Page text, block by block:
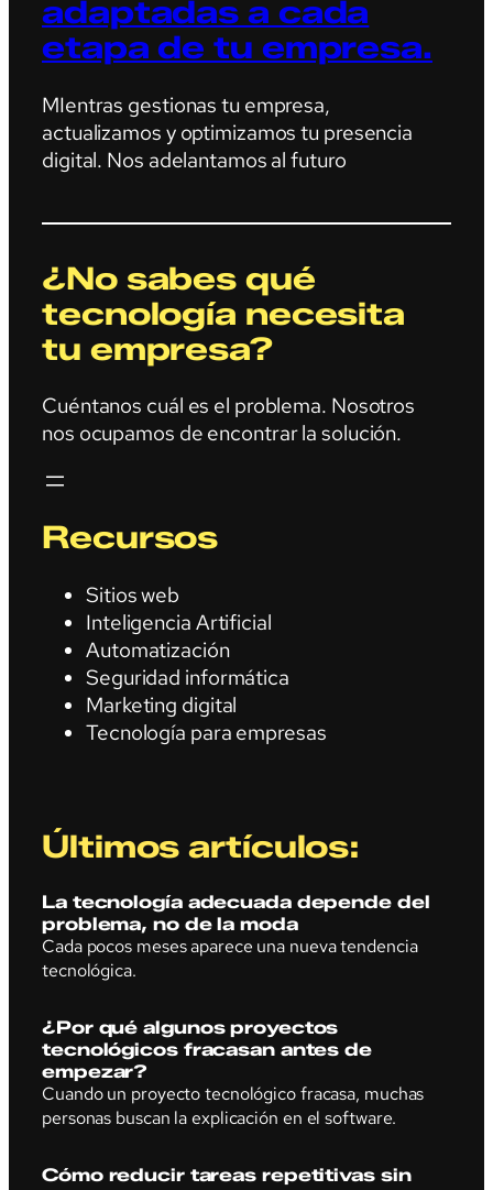
adaptadas a cada
etapa de tu empresa.
MIentras gestionas tu empresa,
actualizamos y optimizamos tu presencia
digital. Nos adelantamos al futuro
¿No sabes qué
tecnología necesita
tu empresa?
Cuéntanos cuál es el problema. Nosotros
nos ocupamos de encontrar la solución.
Recursos
Sitios web
Inteligencia Artificial
Automatización
Seguridad informática
Marketing digital
Tecnología para empresas
Últimos artículos:
La tecnología adecuada depende del
problema, no de la moda
Cada pocos meses aparece una nueva tendencia
tecnológica.
¿Por qué algunos proyectos
tecnológicos fracasan antes de
empezar?
Cuando un proyecto tecnológico fracasa, muchas
personas buscan la explicación en el software.
Cómo reducir tareas repetitivas sin